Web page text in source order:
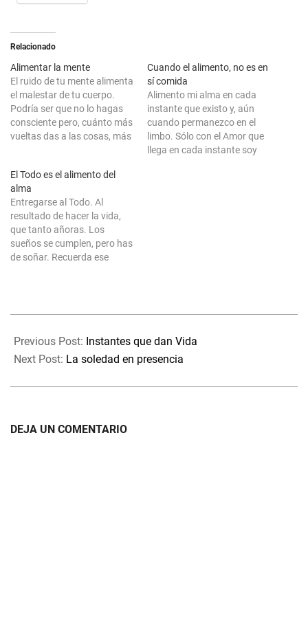
Relacionado
Alimentar la mente
El ruido de tu mente alimenta
el malestar de tu cuerpo.
Podría ser que no lo hagas
consciente pero, cuánto más
vueltas das a las cosas, más
muchos, pues hacemos
tantas cosas, tantas veces,
sin ser conscientes de ellas
que acabamos…
Cuando el alimento, no es en
sí comida
Alimento mi alma en cada
instante que existo y, aún
cuando permanezco en el
limbo. Sólo con el Amor que
llega en cada instante soy
El Todo es el alimento del
alma
Entregarse al Todo. Al
resultado de hacer la vida,
que tanto añoras. Los
sueños se cumplen, pero has
de soñar. Recuerda ese
hace ser valientes, somos los
ponemos atención e…
01-
20
Previous Post: Instantes que dan Vida
Next Post: La soledad en presencia
DEJA UN COMENTARIO